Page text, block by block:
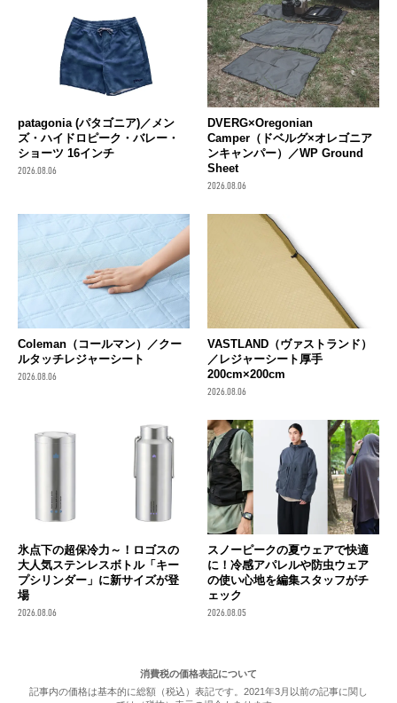
patagonia (パタゴニア)／メン
ズ・ハイドロピーク・バレー・
ショーツ 16インチ
2026.08.06
DVERG×Oregonian
Camper（ドベルグ×オレゴニア
ンキャンパー）／WP Ground
Sheet
2026.08.06
Coleman（コールマン）／クー
ルタッチレジャーシート
2026.08.06
VASTLAND（ヴァストランド）
／レジャーシート厚手
200cm×200cm
2026.08.06
氷点下の超保冷力～！ロゴスの
大人気ステンレスボトル「キー
プシリンダー」に新サイズが登
場
2026.08.06
スノーピークの夏ウェアで快適
に！冷感アパレルや防虫ウェア
の使い心地を編集スタッフがチ
ェック
2026.08.05
消費税の価格表記について
記事内の価格は基本的に総額（税込）表記です。2021年3月以前の記事に関し